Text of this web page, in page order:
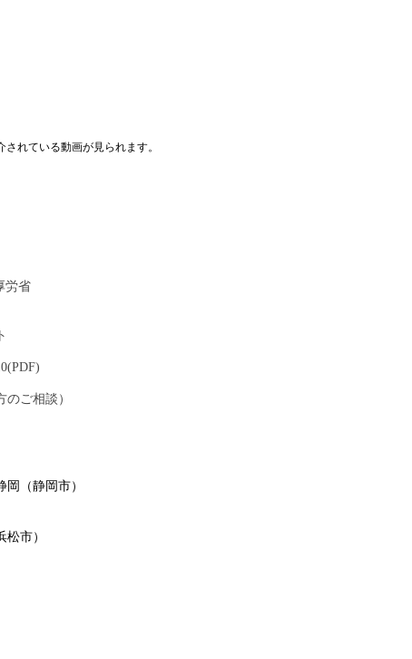
れている動画が見られます。
労省
ご相談）
岡（静岡市）
市）